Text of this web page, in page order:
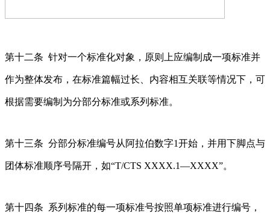
第十二条 针对一个标准化对象，原则上应编制成一项标准并
作为整体发布，在标准篇幅过长、内容相互关联等情况下，可
根据需要编制为分部分标准或系列标准。
第十三条 分部分标准编号从阿拉伯数字1开始，并用下脚点与
团体标准顺序号隔开，如“T/CTS XXXX.1—XXXX”。
第十四条 系列标准的每一项标准号按照单项标准进行编号，